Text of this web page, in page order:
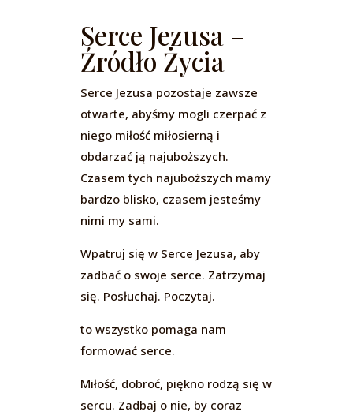
Serce Jezusa –
Źródło Życia
Serce Jezusa pozostaje zawsze
otwarte, abyśmy mogli czerpać z
niego miłość miłosierną i
obdarzać ją najuboższych.
Czasem tych najuboższych mamy
bardzo blisko, czasem jesteśmy
nimi my sami.
Wpatruj się w Serce Jezusa, aby
zadbać o swoje serce. Zatrzymaj
się. Posłuchaj. Poczytaj.
to wszystko pomaga nam
formować serce.
Miłość, dobroć, piękno rodzą się w
sercu. Zadbaj o nie, by coraz